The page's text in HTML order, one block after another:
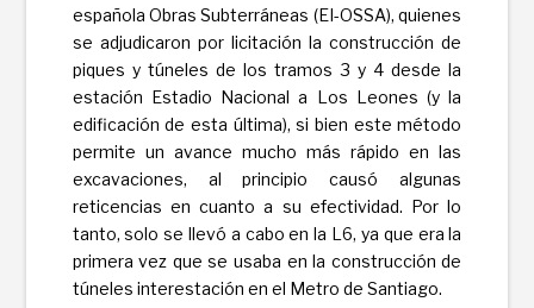
española Obras Subterráneas (EI-OSSA), quienes
se adjudicaron por licitación la construcción de
piques y túneles de los tramos 3 y 4 desde la
estación Estadio Nacional a Los Leones (y la
edificación de esta última), si bien este método
permite un avance mucho más rápido en las
excavaciones, al principio causó algunas
reticencias en cuanto a su efectividad. Por lo
tanto, solo se llevó a cabo en la L6, ya que era la
primera vez que se usaba en la construcción de
túneles interestación en el Metro de Santiago.